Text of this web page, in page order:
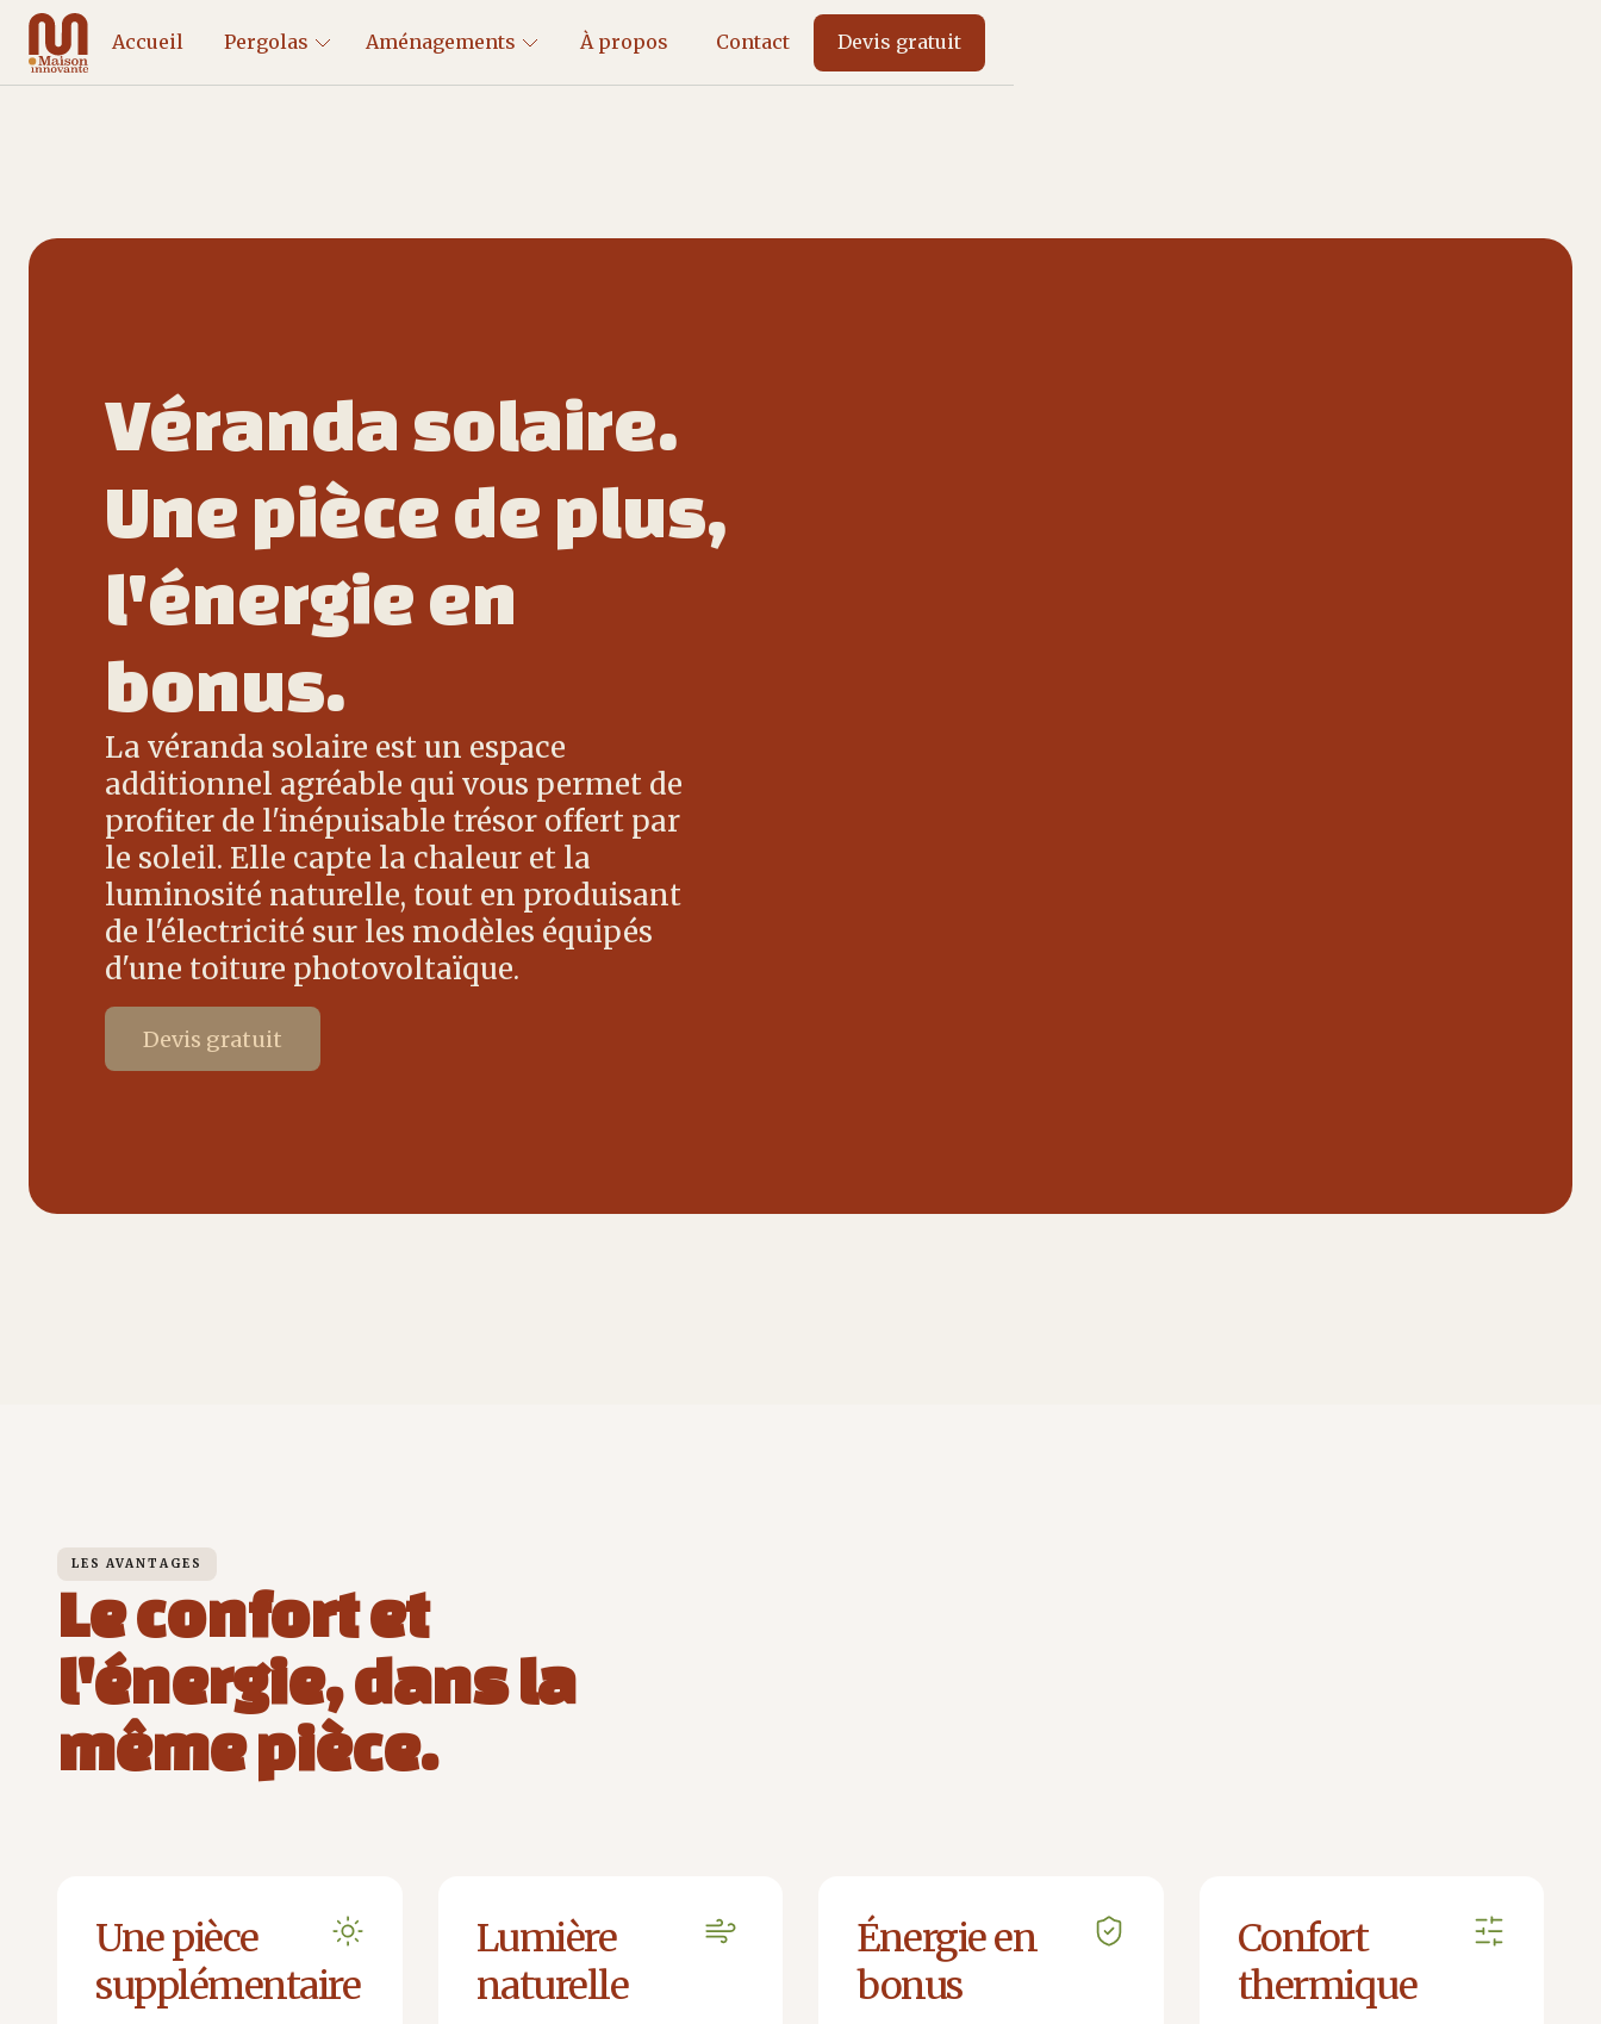
Accueil Pergolas Aménagements À propos Contact Devis gratuit
Véranda solaire.
Une pièce de plus,
l'énergie en
bonus.
La véranda solaire est un espace
additionnel agréable qui vous permet de
profiter de l'inépuisable trésor offert par
le soleil. Elle capte la chaleur et la
luminosité naturelle, tout en produisant
de l'électricité sur les modèles équipés
d'une toiture photovoltaïque.
Devis gratuit
LES AVANTAGES
Le confort et
l'énergie, dans la
même pièce.
Une pièce
supplémentaire
Lumière
naturelle
Énergie en
bonus
Confort
thermique